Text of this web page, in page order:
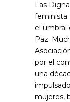
Las
feminista
el umbral
Paz.
por el
una
mujeres,